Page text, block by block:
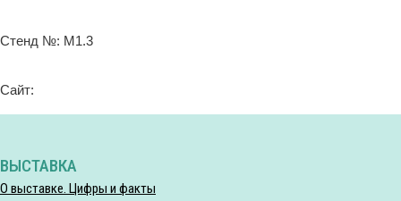
Стенд №: М1.3
Сайт:
ВЫСТАВКА
О выставке. Цифры и факты